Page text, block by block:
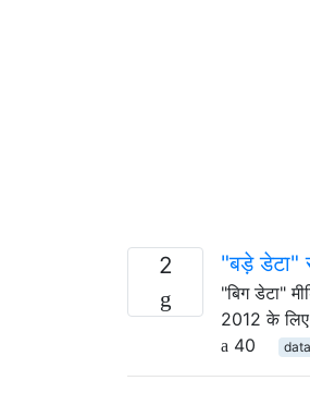
2 "बड़े डेटा"
"बिग डेटा"
2012 के लिए
40